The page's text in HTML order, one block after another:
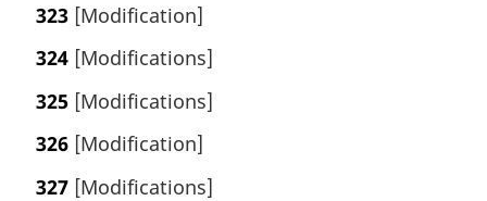
323 [Modification]
324 [Modifications]
325 [Modifications]
326 [Modification]
327 [Modifications]